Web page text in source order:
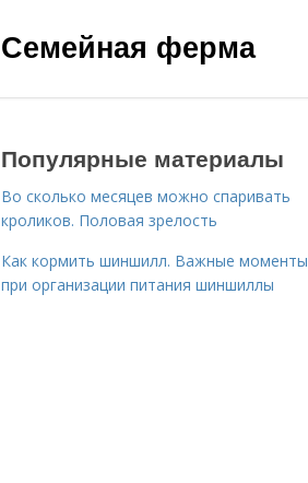
Семейная ферма
Популярные материалы
Во сколько месяцев можно спаривать
кроликов. Половая зрелость
Как кормить шиншилл. Важные моменты
при организации питания шиншиллы